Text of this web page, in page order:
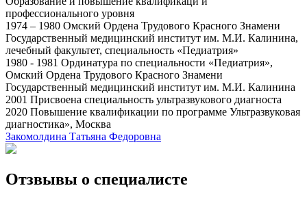
профессионального уровня
1974 – 1980 Омский Ордена Трудового Красного Знамени
Государственный медицинский институт им. М.И. Калинина,
лечебный факультет, специальность «Педиатрия»
1980 - 1981 Ординатура по специальности «Педиатрия»,
Омский Ордена Трудового Красного Знамени
Государственный медицинский институт им. М.И. Калинина
2001 Присвоена специальность ультразвукового диагноста
2020 Повышение квалификации по программе Ультразвуковая
диагностика», Москва
Закомолдина Татьяна Федоровна
Отзвывы о специалисте